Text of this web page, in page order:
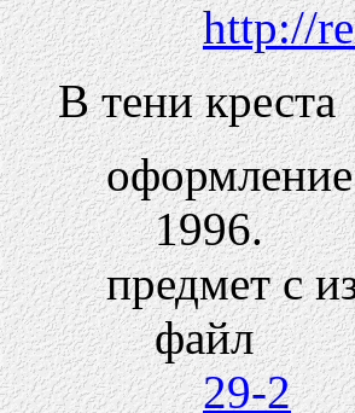
http://
В тени креста
оформление
1996.
предмет с
файл
29-2